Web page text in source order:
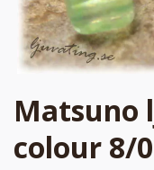
Matsuno
colour 8/0